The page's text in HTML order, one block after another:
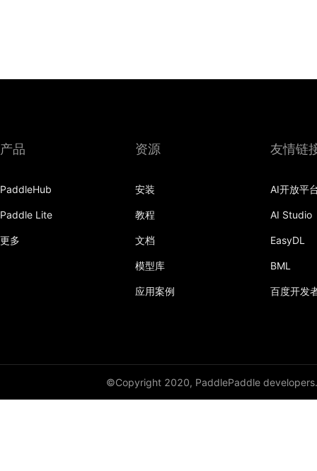
产品
PaddleHub
Paddle Lite
更多
资源
安装
教程
文档
模型库
应用案例
友情链
AI开放平
AI Studio
EasyDL
BML
百度开发
©Copyright 2020, PaddlePaddle developers.